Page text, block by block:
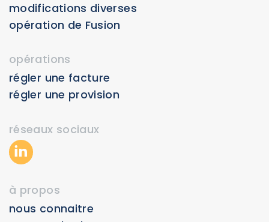
Modifications diverses
Opération de Fusion
opérations
régler une facture
régler une provision
réseaux sociaux
à propos
nous connaitre